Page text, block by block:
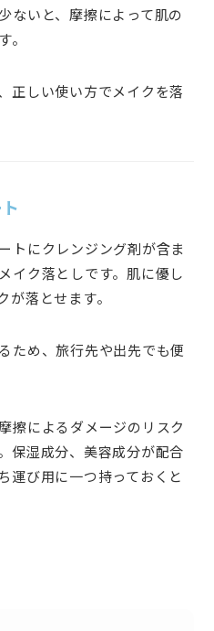
ないと、摩擦によって肌の
。
正しい使い方でメイクを落
トにクレンジング剤が含ま
イク落としです。肌に優し
が落とせます。
ため、旅行先や出先でも便
擦によるダメージのリスク
保湿成分、美容成分が配合
運び用に一つ持っておくと